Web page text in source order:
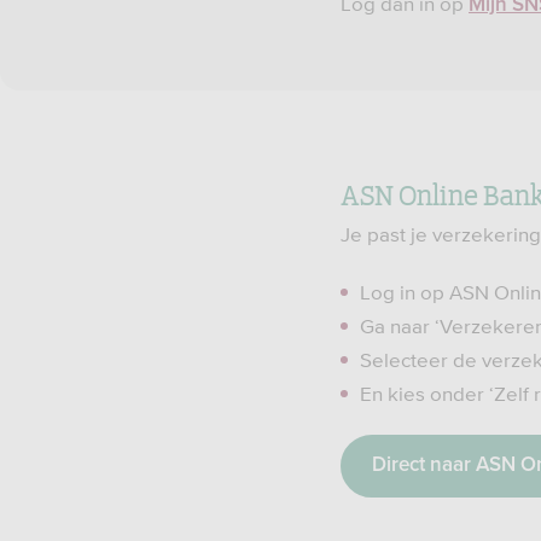
Mijn
ASN Online
Je past je
Log in op ASN
Ga naar
Selecteer de
En kies onder ‘Zelf
Direct naar ASN